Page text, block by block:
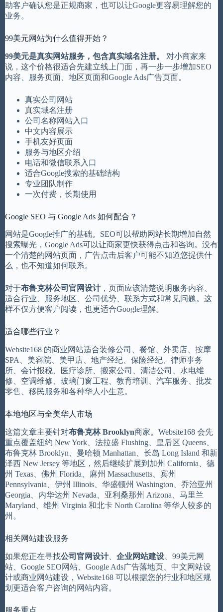
助客户确认您是正规商家，也可以让Google更容易理解您的
业务。
99美元网站为什么值得开始？
99美元是真实网站服务，包含真实域名注册。
对小商家来
说，这个价格很适合先建立线上门面，再一步一步增加SEO
内容、服务页面、地区页面和Google Ads广告页面。
真实公司网站
真实域名注册
公司名称网站入口
中文内容展示
手机友好页面
服务与地区介绍
电话和微信联系入口
适合Google搜索的基础结构
专业团队制作
一次付费，长期使用
Google SEO 与 Google Ads 如何配合？
网站是Google推广的基础。SEO可以帮助网站长期增加自然
搜索曝光，Google Ads可以让商家更快获得点击和咨询。没有
一个清楚的网站页面，广告点击后客户可能不知道您提供什
么，也不知道如何联系。
对于布鲁克林公司官网设计，页面应该清楚说明服务内容、
适合行业、服务地区、公司优势、联系方式和常见问题。这
样不仅方便客户阅读，也更适合Google理解。
适合哪些行业？
Website168 的商业网站适合装修公司、餐馆、外卖店、按摩
SPA、美容院、美甲店、地产经纪、保险经纪、律师事务
所、会计报税、医疗诊所、搬家公司、清洁公司、水电维
修、空调维修、玻璃门窗工程、教育培训、汽车服务、批发
零售、移民服务和各种华人小生意。
本地地区与全美华人市场
这篇文章主要针对布鲁克林 Brooklyn商家。Website168 会先
重点覆盖纽约 New York、法拉盛 Flushing、皇后区 Queens、
布鲁克林 Brooklyn、曼哈顿 Manhattan、长岛 Long Island 和新
泽西 New Jersey 等地区，然后继续扩展到加州 California、德
州 Texas、佛州 Florida、麻州 Massachusetts、宾州
Pennsylvania、伊州 Illinois、华盛顿州 Washington、乔治亚州
Georgia、内华达州 Nevada、亚利桑那州 Arizona、马里兰
Maryland、维州 Virginia 和北卡 North Carolina 等华人较多的
州。
相关网站建设服务
如果您正在寻找公司官网设计、 企业网站建设 、99美元网
站、Google SEO网站、Google Ads广告落地页、中文网站设
计或商业网站建设，Website168 可以根据您的行业和地区规
划更适合客户咨询的网站内容。
服务重点